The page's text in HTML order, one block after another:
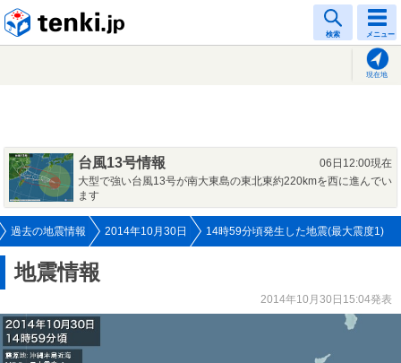
検索 メニュー
現在地
台風13号情報
06日12:00現在
大型で強い台風13号が南大東島の東北東約220kmを西に進んでい
ます
過去の地震情報 2014年10月30日 14時59分頃発生した地震(最大震度1)
地震情報
2014年10月30日15:04発表